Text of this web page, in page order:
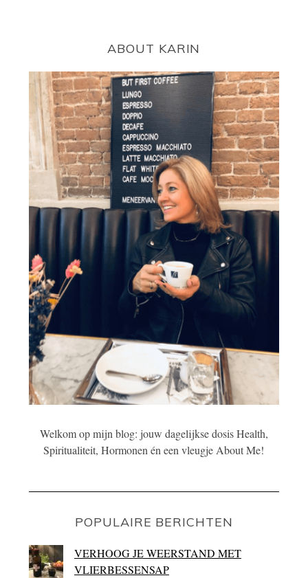
ABOUT KARIN
Welkom op mijn blog: jouw dagelijkse dosis Health,
Spiritualiteit, Hormonen én een vleugje About Me!
POPULAIRE BERICHTEN
VERHOOG JE WEERSTAND MET
VLIERBESSENSAP